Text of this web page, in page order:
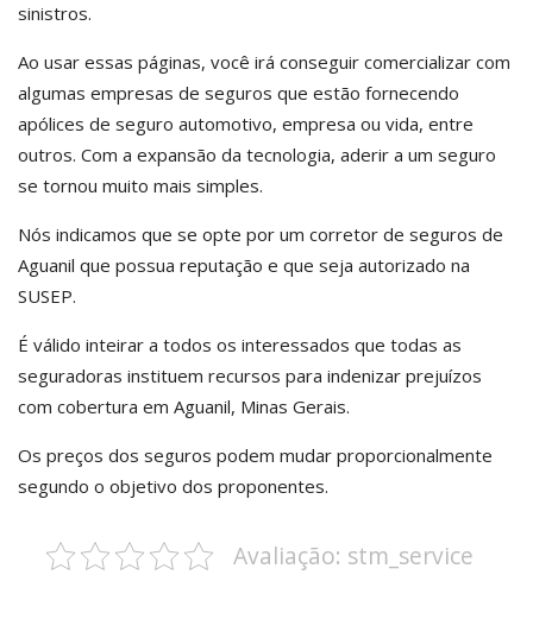
sinistros.
Ao usar essas páginas, você irá conseguir comercializar com
algumas empresas de seguros que estão fornecendo
apólices de seguro automotivo, empresa ou vida, entre
outros. Com a expansão da tecnologia, aderir a um seguro
se tornou muito mais simples.
Nós indicamos que se opte por um corretor de seguros de
Aguanil que possua reputação e que seja autorizado na
SUSEP.
É válido inteirar a todos os interessados que todas as
seguradoras instituem recursos para indenizar prejuízos
com cobertura em Aguanil, Minas Gerais.
Os preços dos seguros podem mudar proporcionalmente
segundo o objetivo dos proponentes.
Avaliação: stm_service